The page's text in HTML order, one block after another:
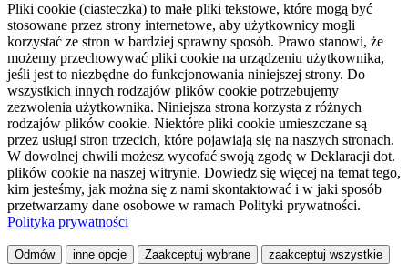
Pliki cookie (ciasteczka) to małe pliki tekstowe, które mogą być
stosowane przez strony internetowe, aby użytkownicy mogli
korzystać ze stron w bardziej sprawny sposób. Prawo stanowi, że
możemy przechowywać pliki cookie na urządzeniu użytkownika,
jeśli jest to niezbędne do funkcjonowania niniejszej strony. Do
wszystkich innych rodzajów plików cookie potrzebujemy
zezwolenia użytkownika. Niniejsza strona korzysta z różnych
rodzajów plików cookie. Niektóre pliki cookie umieszczane są
przez usługi stron trzecich, które pojawiają się na naszych stronach.
W dowolnej chwili możesz wycofać swoją zgodę w Deklaracji dot.
plików cookie na naszej witrynie. Dowiedz się więcej na temat tego,
kim jesteśmy, jak można się z nami skontaktować i w jaki sposób
przetwarzamy dane osobowe w ramach Polityki prywatności.
Polityka prywatności
Odmów inne opcje Zaakceptuj wybrane zaakceptuj wszystkie